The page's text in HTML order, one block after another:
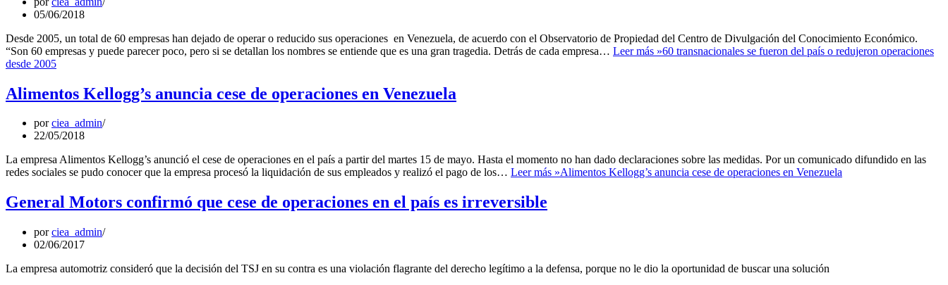
05/06/2018
Desde 2005, un total de 60 empresas han dejado de operar o reducido sus operaciones en Venezuela, de acuerdo con el Observatorio de Propiedad del Centro de Divulgación del Conocimiento Económico.
“Son 60 empresas y puede parecer poco, pero si se detallan los nombres se entiende que es una gran tragedia. Detrás de cada empresa… Leer más »60 transnacionales se fueron del país o redujeron operaciones
desde 2005
Alimentos Kellogg’s anuncia cese de operaciones en Venezuela
porciea_admin
22/05/2018
La empresa Alimentos Kellogg’s anunció el cese de operaciones en el país a partir del martes 15 de mayo. Hasta el momento no han dado declaraciones sobre las medidas. Por un comunicado difundido en las
redes sociales se pudo conocer que la empresa procesó la liquidación de sus empleados y realizó el pago de los… Leer más »Alimentos Kellogg’s anuncia cese de operaciones en Venezuela
General Motors confirmó que cese de operaciones en el país es irreversible
porciea_admin
02/06/2017
La empresa automotriz consideró que la decisión del TSJ en su contra es una violación flagrante del derecho legítimo a la defensa, porque no le dio la oportunidad de buscar una solución